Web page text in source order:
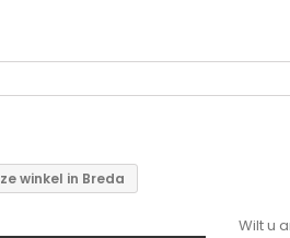
winkel in Breda
Wilt u